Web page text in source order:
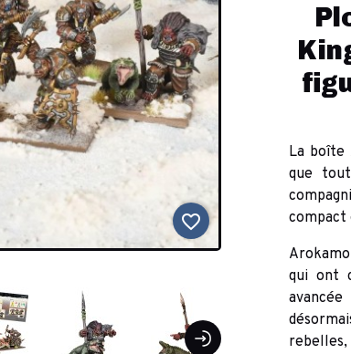
favorite_border
La boîte
que
compact
qui ont